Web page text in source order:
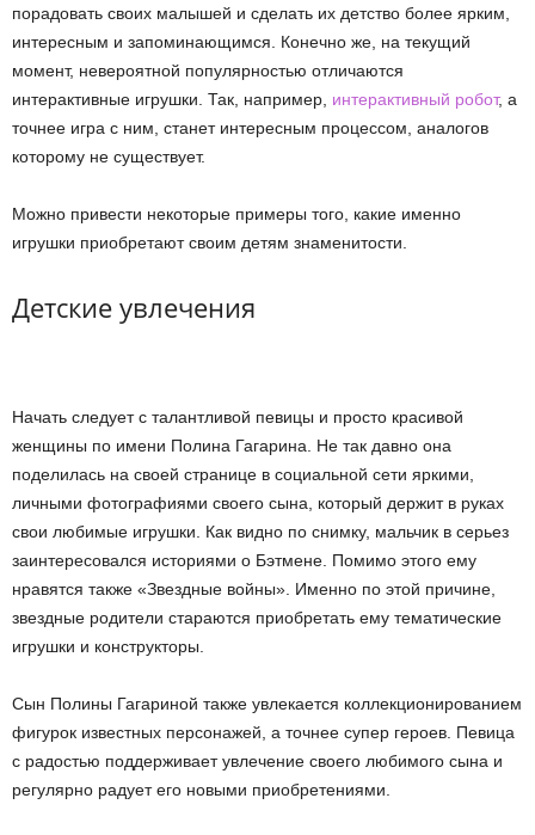
порадовать своих малышей и сделать их детство более ярким,
интересным и запоминающимся. Конечно же, на текущий
момент, невероятной популярностью отличаются
интерактивные игрушки. Так, например, интерактивный робот, а
точнее игра с ним, станет интересным процессом, аналогов
которому не существует.
Можно привести некоторые примеры того, какие именно
игрушки приобретают своим детям знаменитости.
Детские увлечения
Начать следует с талантливой певицы и просто красивой
женщины по имени Полина Гагарина. Не так давно она
поделилась на своей странице в социальной сети яркими,
личными фотографиями своего сына, который держит в руках
свои любимые игрушки. Как видно по снимку, мальчик в серьез
заинтересовался историями о Бэтмене. Помимо этого ему
нравятся также «Звездные войны». Именно по этой причине,
звездные родители стараются приобретать ему тематические
игрушки и конструкторы.
Сын Полины Гагариной также увлекается коллекционированием
фигурок известных персонажей, а точнее супер героев. Певица
с радостью поддерживает увлечение своего любимого сына и
регулярно радует его новыми приобретениями.